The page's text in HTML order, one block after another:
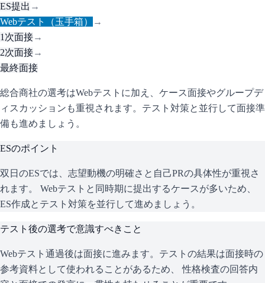
ES提出 →
Webテスト（玉手箱）
→
1次面接→
2次面接→
最終面接
総合商社の選考はWebテストに加え、ケース面接やグループデ
ィスカッションも重視されます。テスト対策と並行して面接準
備も進めましょう。
ESのポイント
双日 のESでは、志望動機の明確さと自己PRの具体性が重視さ
れます。 Webテストと同時期に提出するケースが多いため、
ES作成とテスト対策を並行して進めましょう。
テスト後の選考で意識すべきこと
Webテスト通過後は面接に進みます。テストの結果は面接時の
参考資料として使われることがあるため、 性格検査の回答内